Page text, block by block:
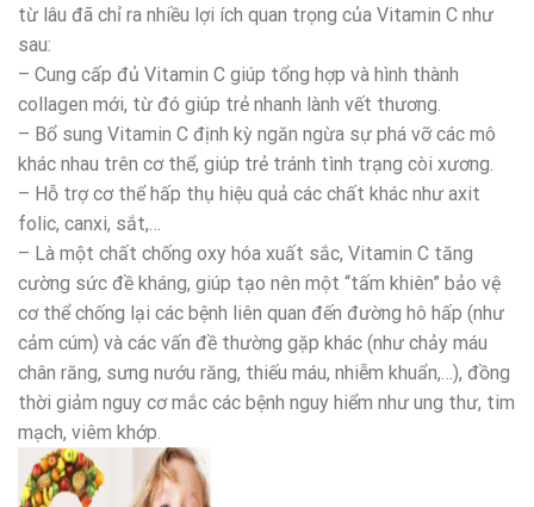
từ lâu đã chỉ ra nhiều lợi ích quan trọng của Vitamin C như
sau:
– Cung cấp đủ Vitamin C giúp tổng hợp và hình thành
collagen mới, từ đó giúp trẻ nhanh lành vết thương.
– Bổ sung Vitamin C định kỳ ngăn ngừa sự phá vỡ các mô
khác nhau trên cơ thể, giúp trẻ tránh tình trạng còi xương.
– Hỗ trợ cơ thể hấp thụ hiệu quả các chất khác như axit
folic, canxi, sắt,…
– Là một chất chống oxy hóa xuất sắc, Vitamin C tăng
cường sức đề kháng, giúp tạo nên một “tấm khiên” bảo vệ
cơ thể chống lại các bệnh liên quan đến đường hô hấp (như
cảm cúm) và các vấn đề thường gặp khác (như chảy máu
chân răng, sưng nướu răng, thiếu máu, nhiễm khuẩn,…), đồng
thời giảm nguy cơ mắc các bệnh nguy hiểm như ung thư, tim
mạch, viêm khớp.